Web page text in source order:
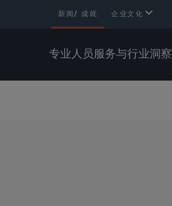
新闻/ 成就 企业文化
专业人员服务与行业洞察